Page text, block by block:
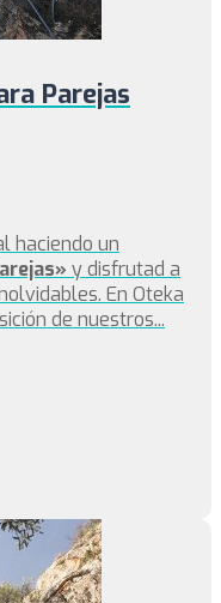
Parejas
haciendo un
y disfrutad a
En Oteka
de nuestros...